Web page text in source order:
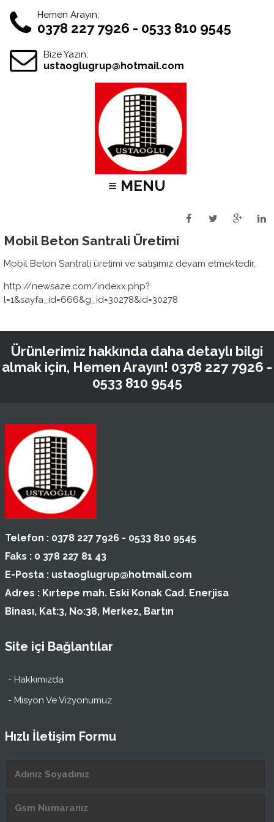
Hemen Arayın;
0378 227 7926 - 0533 810 9545
Bize Yazın;
ustaoglugrup@hotmail.com
≡ MENU
Mobil Beton Santrali Üretimi
Mobil Beton Santrali üretimi ve satışımız devam etmektedir.
http://newsaze.com/indexx.php?
l=1&sayfa_id=666&g_id=30278&id=30278
Ürünlerimiz hakkında daha detaylı bilgi
almak için, Hemen Arayın! 0378 227 7926 -
0533 810 9545
Telefon : 0378 227 7926 - 0533 810 9545
Faks : 0 378 227 81 43
E-Posta : ustaoglugrup@hotmail.com
Adres : Kırtepe mah. Eski Konak Cad. Enerjisa
Binası, Kat:3, No:38, Merkez, Bartın
Site içi Bağlantılar
- Hakkımızda
- Misyon Ve Vizyonumuz
Hızlı İletişim Formu